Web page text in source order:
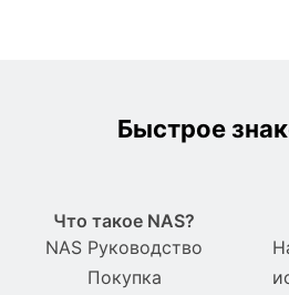
Быстрое
Что такое NAS?
NAS Pуководство
Покупка